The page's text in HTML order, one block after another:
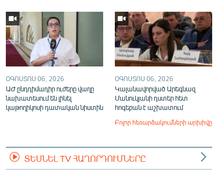
ՕԳՈՍՏՈՍ 06, 2026
ԱԺ ընդդիմադիր ուժերը վաղը
նախատեսում են լինել
կաթողիկոսի դատական նիստին
ՕԳՈՍՏՈՍ 06, 2026
Կալանավորված Արեգնազ
Մանուկյանի դստեր հետ
հոգեբան է աշխատում
Բոլոր հեռարձակումների արխիվը
ՏԵՍՆԵԼ TV ՀԱՂՈՐԴՈՒՄՆԵՐԸ